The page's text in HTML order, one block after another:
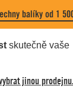
balíky od 1
skutečně vaše
jinou prodejnu.